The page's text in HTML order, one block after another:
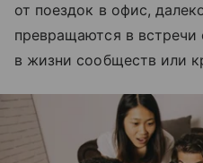
от поездок в офис,
превращаются в встречи
в жизни сообществ или